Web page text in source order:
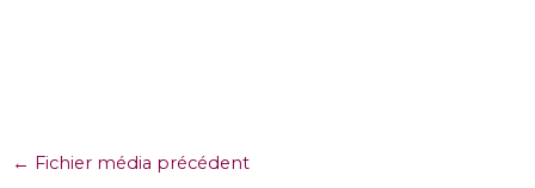
← Fichier média précédent